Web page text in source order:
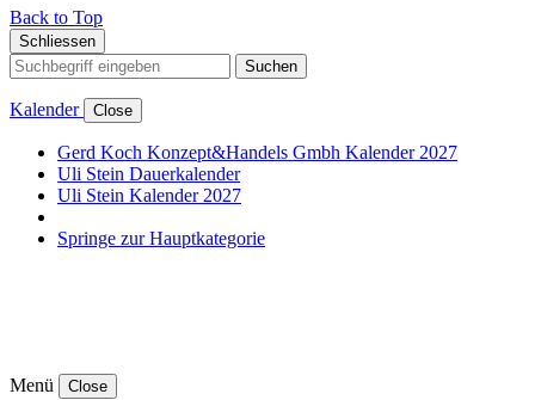
Back to Top
Schliessen
Suchen
Kalender Close
Gerd Koch Konzept&Handels Gmbh Kalender 2027
Uli Stein Dauerkalender
Uli Stein Kalender 2027
Springe zur Hauptkategorie
Menü Close